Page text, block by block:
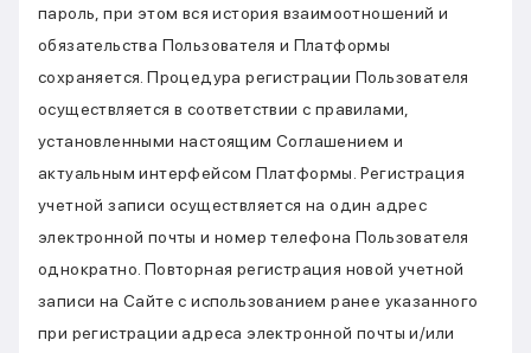
пароль, при этом вся история взаимоотношений и
обязательства Пользователя и Платформы
сохраняется. Процедура регистрации Пользователя
осуществляется в соответствии с правилами,
установленными настоящим Соглашением и
актуальным интерфейсом Платформы. Регистрация
учетной записи осуществляется на один адрес
электронной почты и номер телефона Пользователя
однократно. Повторная регистрация новой учетной
записи на Сайте с использованием ранее указанного
при регистрации адреса электронной почты и/или